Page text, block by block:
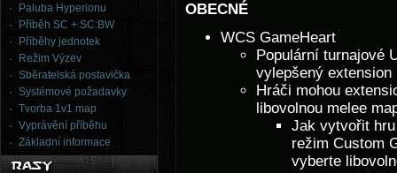
Paluba Hyperionu
Příběh SC + SC:BW
Příběhy jednotek
Režim Výzev
Sběratelská postavička
Systémové požadavky
Tvorba 1v1 map
Vyprávění příběhu
Základní informace
OBECNÉ
WCS GameHeart
Populární turnajové
vylepšený extension
Hráči mohou
libovolnou melee
Jak vytvořit
režim Custom
vyberte